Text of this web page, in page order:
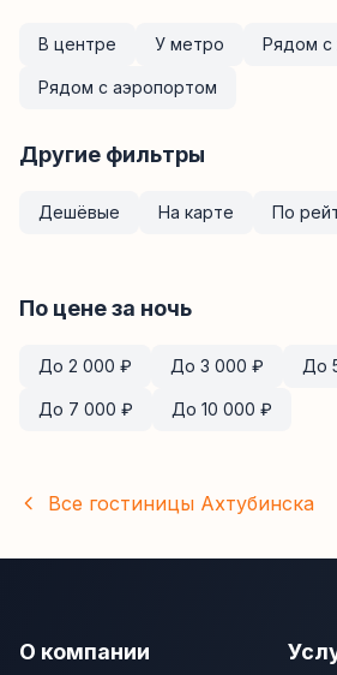
В центре У метро Рядом с
Рядом с аэропортом
Другие фильтры
Дешёвые На карте По
По цене за ночь
До 2 000 ₽ До 3 000 ₽ До
До 7 000 ₽ До 10 000 ₽
Все гостиницы Ахтубинска
О компании